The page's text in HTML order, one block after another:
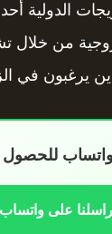
الدولية
من خلال
يرغبون في
راسلنا على واتساب